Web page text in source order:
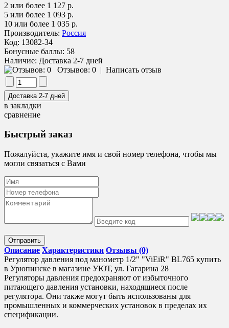
2 или более 1 127 р.
5 или более 1 093 р.
10 или более 1 035 р.
Производитель: Россия
Код: 13082-34
Бонусные баллы: 58
Наличие: Доставка 2-7 дней
Отзывов: 0 | Написать отзыв
в закладки
сравнение
Быстрый заказ
Пожалуйста, укажите имя и свой номер телефона, чтобы мы
могли связаться с Вами
Отправить
Описание Характеристики Отзывы (0)
Регулятор давления под манометр 1/2" "ViEiR" BL765 купить
в Урюпинске в магазине УЮТ, ул. Гагарина 28
Регуляторы давления предохраняют от избыточного
питающего давления установки, находящиеся после
регулятора. Они также могут быть использованы для
промышленных и коммерческих установок в пределах их
спецификации.